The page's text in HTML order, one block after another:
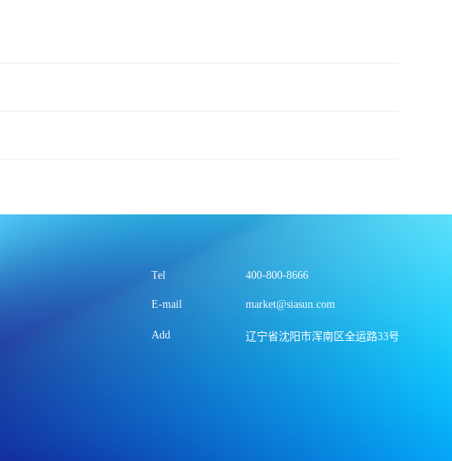
Tel 400-800-8666
E-mail market@siasun.com
Add 辽宁省沈阳市浑南区全运路33号